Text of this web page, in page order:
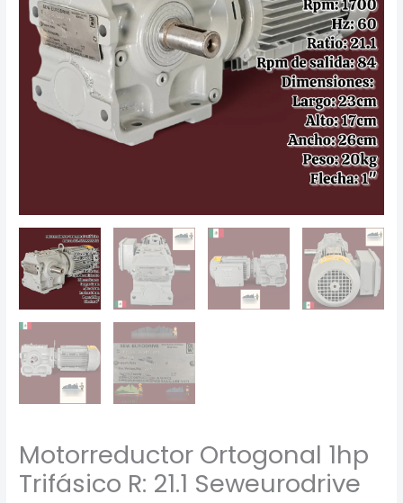
Motorreductor Ortogonal 1hp
Trifásico R: 21.1 Seweurodrive
cantidad